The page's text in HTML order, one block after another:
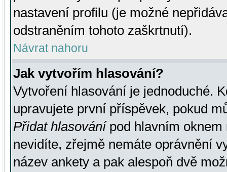
nastavení profilu (je možné
odstraněním tohoto zaškrtnutí).
Návrat nahoru
Jak vytvořím hlasování?
Vytvoření hlasování je jednoduché.
upravujete první příspěvek, pokud
Přidat hlasovánípod hlavním oknem
nevidíte, zřejmě nemáte oprávnění
název ankety a pak alespoň dvě